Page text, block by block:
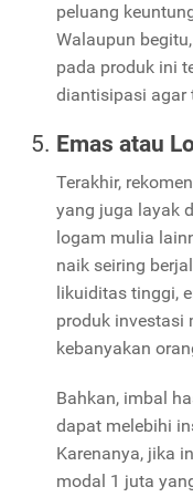
peluang
Walaupun
pada produk ini
diantisipasi agar
Emas atau
Terakhir,
yang juga layak
logam mulia
naik seiring
likuiditas tinggi,
produk investasi
kebanyakan
Bahkan, imbal
dapat melebihi
Karenanya, jika
modal 1 juta